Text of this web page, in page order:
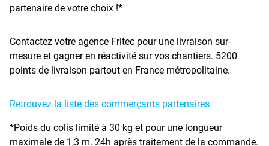
partenaire de votre choix !*
Contactez votre agence Fritec pour une livraison sur-
mesure et gagner en réactivité sur vos chantiers. 5200
points de livraison partout en France métropolitaine.
Retrouvez la liste des commerçants partenaires.
*Poids du colis limité à 30 kg et pour une longueur
maximale de 1,3 m. 24h après traitement de la commande.